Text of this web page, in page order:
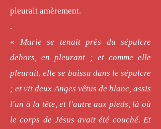
pleurait amèrement.
.
« Marie se tenait près du sépulcre
dehors, en pleurant ; et comme elle
pleurait, elle se baissa dans le sépulcre
; et vit deux Anges vêtus de blanc, assis
l'un à la tête, et l'autre aux pieds, là où
le corps de Jésus avait été couché. Et